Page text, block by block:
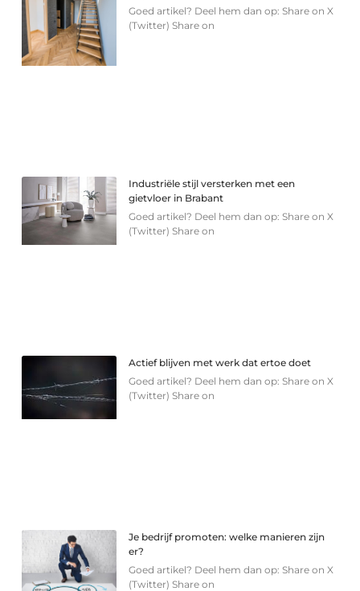
Goed artikel? Deel hem dan op: Share on X
(Twitter) Share on
Industriële stijl versterken met een
gietvloer in Brabant
Goed artikel? Deel hem dan op: Share on X
(Twitter) Share on
Actief blijven met werk dat ertoe doet
Goed artikel? Deel hem dan op: Share on X
(Twitter) Share on
Je bedrijf promoten: welke manieren zijn
er?
Goed artikel? Deel hem dan op: Share on X
(Twitter) Share on